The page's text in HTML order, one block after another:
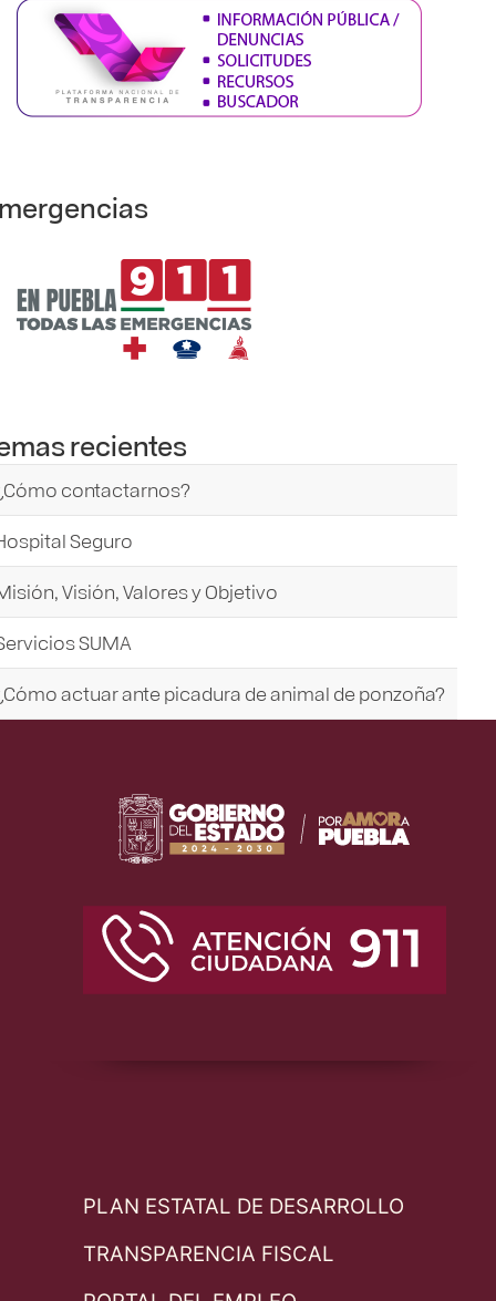
recientes
contactarnos?
Seguro
Visión, Valores y Objetivo
SUMA
actuar ante picadura de animal de ponzoña?
PLAN ESTATAL DE DESARROLLO
TRANSPARENCIA FISCAL